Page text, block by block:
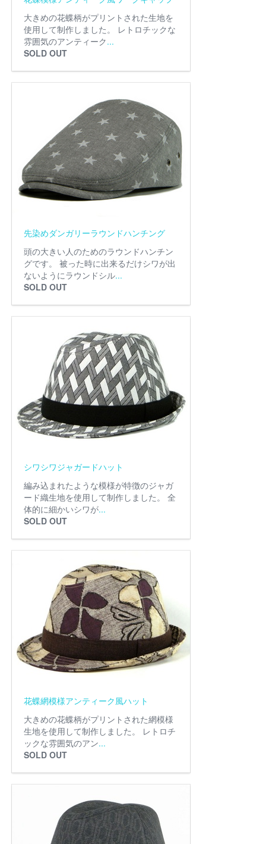
大きめの花蝶柄がプリントされた生地を
使用して制作しました。 レトロチックな
雰囲気のアンティーク...
SOLD OUT
先染めダンガリーラウンドハンチング
頭の大きい人のためのラウンドハンチン
グです。 被った時に出来るだけシワが出
ないようにラウンドシル...
SOLD OUT
シワシワジャガードハット
編み込まれたような模様が特徴のジャガ
ード織生地を使用して制作しました。 全
体的に細かいシワが...
SOLD OUT
花蝶網模様アンティーク風ハット
大きめの花蝶柄がプリントされた網模様
生地を使用して制作しました。 レトロチ
ックな雰囲気のアン...
SOLD OUT